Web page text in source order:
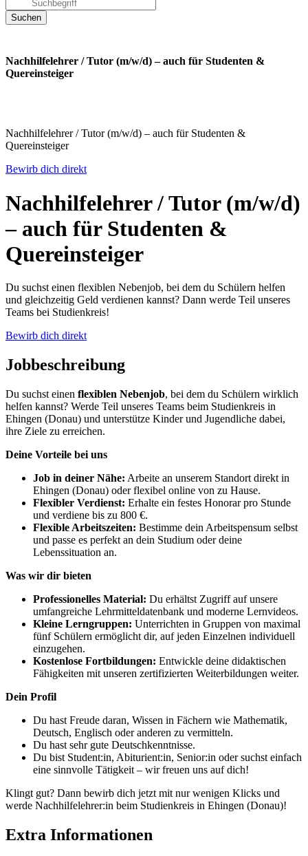
Nachhilfelehrer / Tutor (m/w/d) – auch für Studenten &
Quereinsteiger
Nachhilfelehrer / Tutor (m/w/d) – auch für Studenten &
Quereinsteiger
Bewirb dich direkt
Nachhilfelehrer / Tutor (m/w/d)
– auch für Studenten &
Quereinsteiger
Du suchst einen flexiblen Nebenjob, bei dem du Schülern helfen
und gleichzeitig Geld verdienen kannst? Dann werde Teil unseres
Teams bei Studienkreis!
Bewirb dich direkt
Jobbeschreibung
Du suchst einen flexiblen Nebenjob, bei dem du Schülern wirklich
helfen kannst? Werde Teil unseres Teams beim Studienkreis in
Ehingen (Donau) und unterstütze Kinder und Jugendliche dabei,
ihre Ziele zu erreichen.
Deine Vorteile bei uns
Job in deiner Nähe: Arbeite an unserem Standort direkt in
Ehingen (Donau) oder flexibel online von zu Hause.
Flexibler Verdienst: Erhalte ein festes Honorar pro Stunde
und verdiene bis zu 800 €.
Flexible Arbeitszeiten: Bestimme dein Arbeitspensum selbst
und passe es perfekt an dein Studium oder deine
Lebenssituation an.
Was wir dir bieten
Professionelles Material: Du erhältst Zugriff auf unsere
umfangreiche Lehrmitteldatenbank und moderne Lernvideos.
Kleine Lerngruppen: Unterrichten in Gruppen von maximal
fünf Schülern ermöglicht dir, auf jeden Einzelnen individuell
einzugehen.
Kostenlose Fortbildungen: Entwickle deine didaktischen
Fähigkeiten mit unseren zertifizierten Weiterbildungen weiter.
Dein Profil
Du hast Freude daran, Wissen in Fächern wie Mathematik,
Deutsch, Englisch oder anderen zu vermitteln.
Du hast sehr gute Deutschkenntnisse.
Du bist Student:in, Abiturient:in, Senior:in oder suchst einfach
eine sinnvolle Tätigkeit – wir freuen uns auf dich!
Klingt gut? Dann bewirb dich jetzt mit nur wenigen Klicks und
werde Nachhilfelehrer:in beim Studienkreis in Ehingen (Donau)!
Extra Informationen